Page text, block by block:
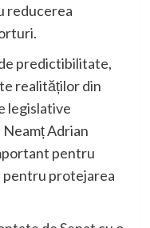
reducerea
predictibilitate,
realităților din
legislative
Adrian
pentru
pentru protejarea